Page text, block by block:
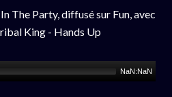
The Party, diffusé sur Fun, avec
King - Hands Up
NaN:NaN